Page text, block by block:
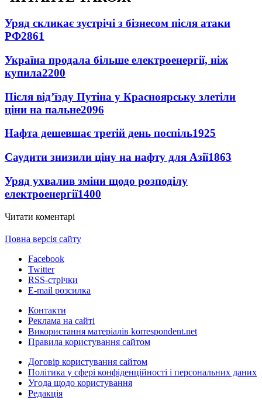
Уряд скликає зустрічі з бізнесом після атаки
РФ2861
Україна продала більше електроенергії, ніж
купила2200
Після від’їзду Путіна у Красноярську злетіли
ціни на пальне2096
Нафта дешевшає третій день поспіль1925
Саудити знизили ціну на нафту для Азії1863
Уряд ухвалив зміни щодо розподілу
електроенергії1400
Читати коментарі
Повна версія сайту
Facebook
Twitter
RSS-стрічки
E-mail розсилка
Контакти
Реклама на сайті
Використання матеріалів korrespondent.net
Правила користування сайтом
Договір користування сайтом
Політика у сфері конфіденційності і персональних даних
Угода щодо користування
Редакція